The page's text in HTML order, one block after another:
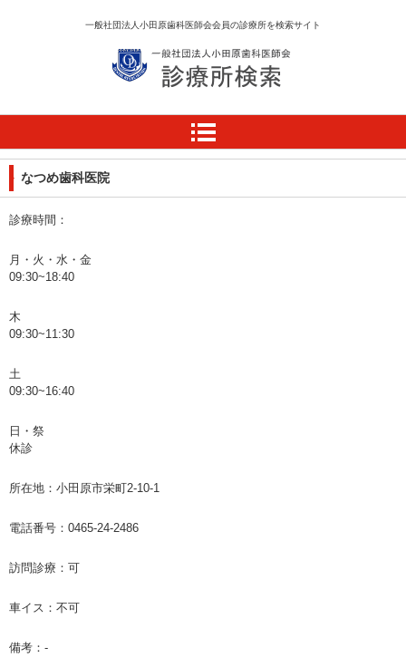
一般社団法人小田原歯科医師会会員の診療所を検索サイト
なつめ歯科医院
診療時間：
月・火・水・金
09:30~18:40
木
09:30~11:30
土
09:30~16:40
日・祭
休診
所在地：小田原市栄町2-10-1
電話番号： 0465-24-2486
訪問診療：可
車イス：不可
備考：-